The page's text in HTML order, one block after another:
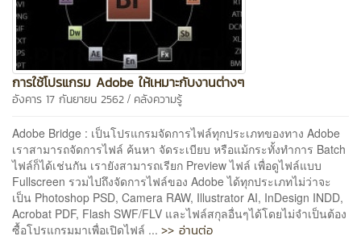
การใช้โปรแกรม Adobe ให้เหมาะกับงานต่างๆ
อังคาร 17 กันยายน 2562 / คลังความรู้
Adobe Bridge : เป็นโปรแกรมจัดการไฟล์ทุกประเภทของทาง Adobe
เราสามารถจัดการไฟล์ ค้นหา จัดระเบียบ หรือแม้กระทั้งทำการ Batch
ไฟล์ก็ได้เช่นกัน เรายังสามารถเรียก Preview ไฟล์ เพื่อดูไฟล์แบบ
Fullscreen รวมไปถึงจัดการไฟล์ของ Adobe ได้ทุกประเภทไม่ว่าจะ
เป็น Photoshop PSD, Camera RAW, Illustrator AI, InDesign INDD,
Acrobat PDF, Flash SWF/FLV และไฟล์สกุลอื่นๆได้โดยไม่จำเป็นต้อง
ซื้อโปรแกรมมาเพื่อเปิดไฟล์ ... >> อ่านต่อ